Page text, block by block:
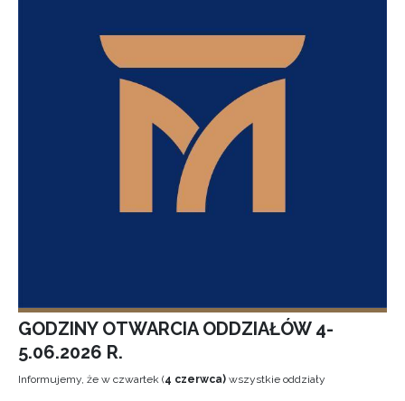
GODZINY OTWARCIA ODDZIAŁÓW 4-
5.06.2026 R.
Informujemy, że w czwartek (4 czerwca) wszystkie oddziały